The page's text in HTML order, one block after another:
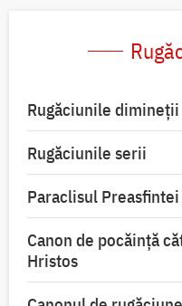
Rugăciunile dimineții
Rugăciunile serii
Paraclisul
Canon de pocăință
Hristos